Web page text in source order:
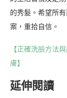
的秀髮。希望所
案，重拾自信。
【正確洗臉方法
膚】
延伸閱讀